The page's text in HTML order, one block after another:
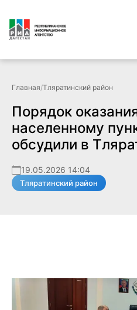
Главная/Тляратинский район
Порядок
населенному
обсудили в
19.05.2026 14:04
Тляратинский район